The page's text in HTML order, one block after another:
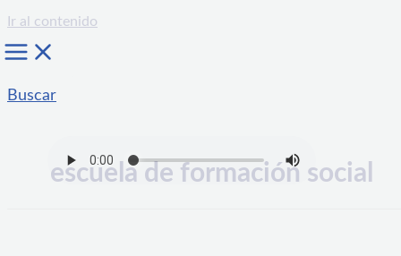
Ir al contenido
Buscar
escuela de formación social